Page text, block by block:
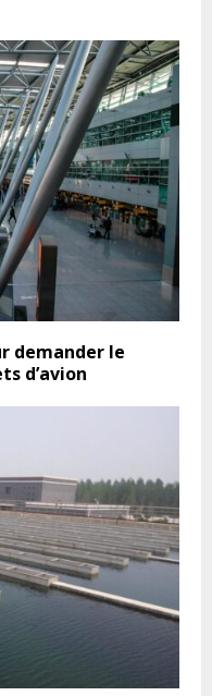
demander le
d’avion